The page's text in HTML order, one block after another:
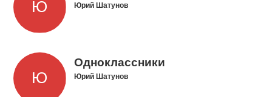
Юрий Шатунов
Одноклассники
Юрий Шатунов